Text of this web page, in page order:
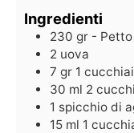
Ingredienti
230 gr -
2 uova
7 gr 1
30 ml 2
1 spicchio di
15 ml 1